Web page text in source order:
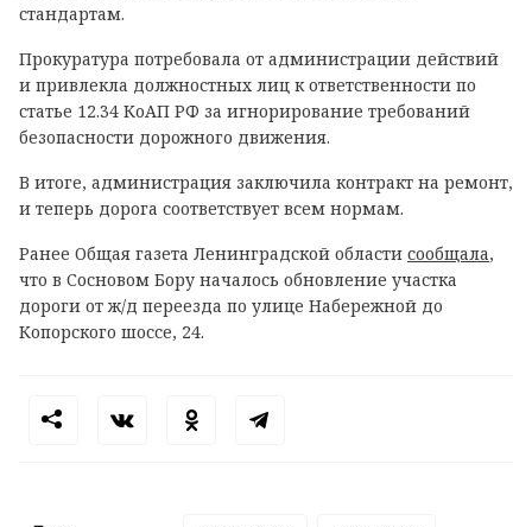
стандартам.
Прокуратура потребовала от администрации действий
и привлекла должностных лиц к ответственности по
статье 12.34 КоАП РФ за игнорирование требований
безопасности дорожного движения.
В итоге, администрация заключила контракт на ремонт,
и теперь дорога соответствует всем нормам.
Ранее Общая газета Ленинградской области сообщала,
что в Сосновом Бору началось обновление участка
дороги от ж/д переезда по улице Набережной до
Копорского шоссе, 24.